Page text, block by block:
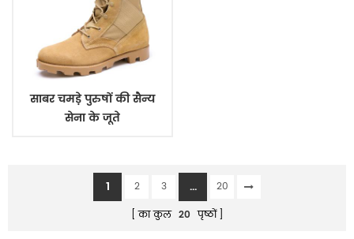
साबर चमड़े पुरुषों की सैन्य
सेना के जूते
1 2 3 ...
20
का कुल 20 पृष्ठों